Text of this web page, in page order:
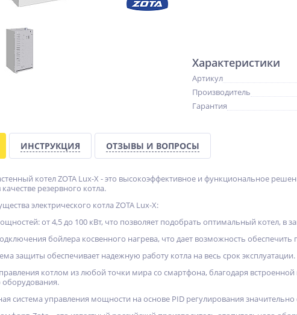
Характеристики
Артикул
Производитель
Гарантия
ИНСТРУКЦИЯ ОТЗЫВЫ И ВОПРОСЫ
котел ZOTA Lux-X - это высокоэффективное и функциональное
резервного котла.
электрического котла ZOTA Lux-X:
от 4,5 до 100 кВт, что позволяет подобрать оптимальный котел, в
бойлера косвенного нагрева, что дает возможность
защиты обеспечивает надежную работу котла на весь срок эксплуатации.
котлом из любой точки мира со смартфона, благодаря
система управления мощности на основе PID регулирования